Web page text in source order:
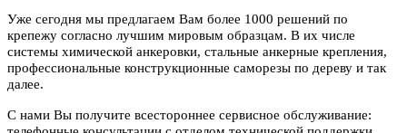
Уже сегодня мы предлагаем Вам более 1000 решений по
крепежу согласно лучшим мировым образцам. В их числе
системы химической анкеровки, стальные анкерные крепления,
профессиональные конструкционные саморезы по дереву и так
далее.
С нами Вы получите всестороннее сервисное обслуживание: